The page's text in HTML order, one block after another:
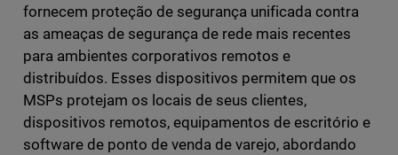
fornecem proteção de segurança unificada contra
as ameaças de segurança de rede mais recentes
para ambientes corporativos remotos e
distribuídos. Esses dispositivos permitem que os
MSPs protejam os locais de seus clientes,
dispositivos remotos, equipamentos de escritório e
software de ponto de venda de varejo, abordando